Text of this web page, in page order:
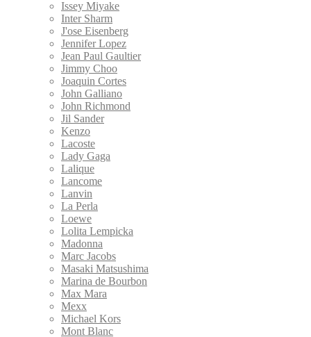
Issey Miyake
Inter Sharm
J'ose Eisenberg
Jennifer Lopez
Jean Paul Gaultier
Jimmy Choo
Joaquin Cortes
John Galliano
John Richmond
Jil Sander
Kenzo
Lacoste
Lady Gaga
Lalique
Lancome
Lanvin
La Perla
Loewe
Lolita Lempicka
Madonna
Marc Jacobs
Masaki Matsushima
Marina de Bourbon
Max Mara
Mexx
Michael Kors
Mont Blanc